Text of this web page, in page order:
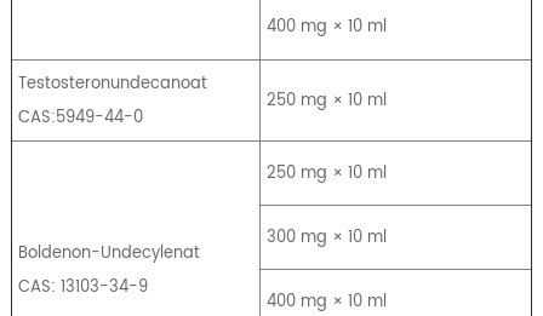
400 mg × 10 ml
Testosteronundecanoat
CAS:5949-44-0
250 mg × 10 ml
Boldenon-Undecylenat
CAS: 13103-34-9
250 mg × 10 ml
300 mg × 10 ml
400 mg × 10 ml